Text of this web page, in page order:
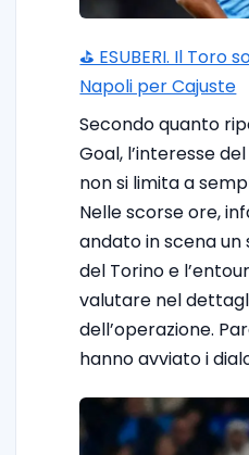
⛳ ESUBERI. Il
Napoli per Cajuste
Secondo quanto
Goal, l’interesse
non si limita a
Nelle scorse ore,
andato in scena
del Torino e
valutare nel
dell’operazione.
hanno avviato i